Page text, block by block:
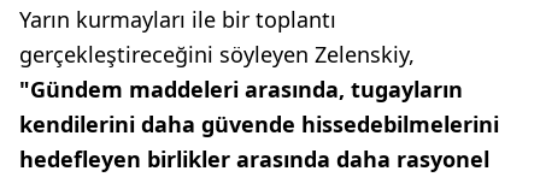
Yarın kurmayları ile bir toplantı
gerçekleştireceğini söyleyen Zelenskiy,
"Gündem maddeleri arasında, tugayların
kendilerini daha güvende hissedebilmelerini
hedefleyen birlikler arasında daha rasyonel